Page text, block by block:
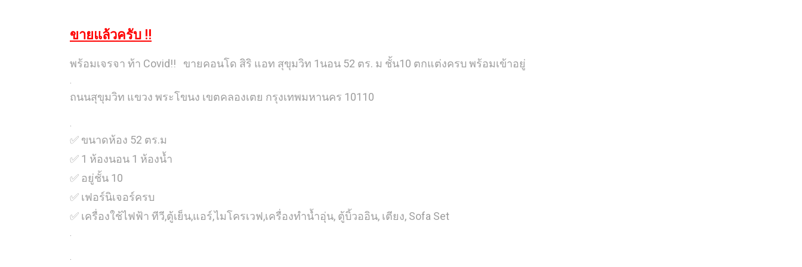
ขายแล้วครับ !!
พร้อมเจรจา ท้า Covid!! ขายคอนโด สิริ แอท สุขุมวิท 1นอน 52 ตร. ม ชั้น10 ตกแต่งครบ พร้อมเข้าอยู่
.
ถนนสุขุมวิท แขวง พระโขนง เขตคลองเตย กรุงเทพมหานคร 10110
.
✅ ขนาดห้อง 52 ตร.ม
✅ 1 ห้องนอน 1 ห้องน้ำ
✅ อยู่ชั้น 10
✅ เฟอร์นิเจอร์ครบ
✅ เครื่องใช้ไฟฟ้า ทีวี,ตู้เย็น,แอร์,ไมโครเวฟ,เครื่องทำน้ำอุ่น, ตู้บิ้วออิน, เตียง, Sofa Set
.
.